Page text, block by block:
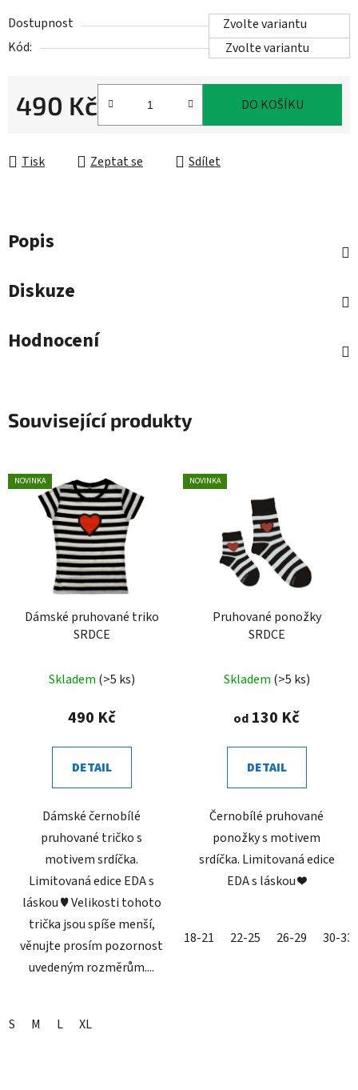
Dostupnost
Zvolte variantu
Kód:
Zvolte variantu
490 Kč DO KOŠÍKU
Tisk Zeptat se Sdílet
Popis
Diskuze
Hodnocení
Související produkty
NOVINKA
Dámské pruhované triko
SRDCE
Skladem (>5 ks)
490 Kč
DETAIL
Dámské černobílé
pruhované tričko s
motivem srdíčka.
Limitovaná edice EDA s
láskou ♥ Velikosti tohoto
trička jsou spíše menší,
věnujte prosím pozornost
uvedeným rozměrům....
S M L XL
NOVINKA
Pruhované ponožky
SRDCE
Skladem (>5 ks)
od 130 Kč
DETAIL
Černobílé pruhované
ponožky s motivem
srdíčka. Limitovaná edice
EDA s láskou ❤️
18-21 22-25 26-29 30-33